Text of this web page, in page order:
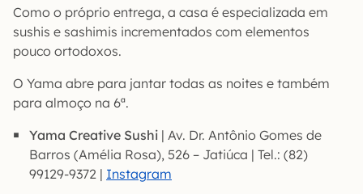
Como o próprio entrega, a casa é especializada em
sushis e sashimis incrementados com elementos
pouco ortodoxos.
O Yama abre para jantar todas as noites e também
para almoço na 6ª.
Yama Creative Sushi | Av. Dr. Antônio Gomes de
Barros (Amélia Rosa), 526 – Jatiúca | Tel.: (82)
99129-9372 | Instagram